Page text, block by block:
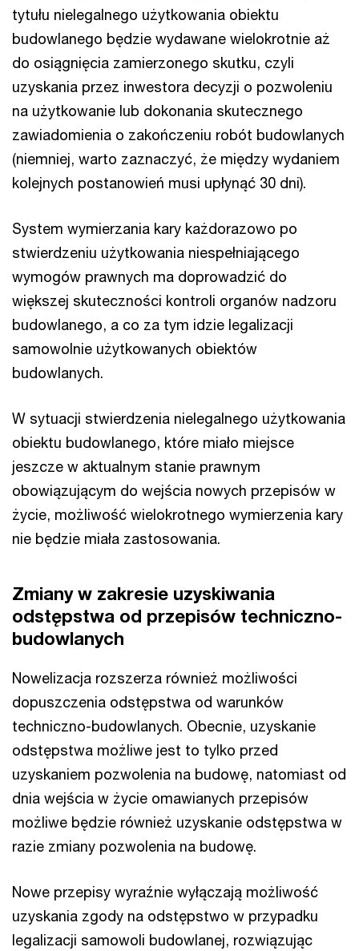
tytułu nielegalnego użytkowania obiektu
budowlanego będzie wydawane wielokrotnie aż
do osiągnięcia zamierzonego skutku, czyli
uzyskania przez inwestora decyzji o pozwoleniu
na użytkowanie lub dokonania skutecznego
zawiadomienia o zakończeniu robót budowlanych
(niemniej, warto zaznaczyć, że między wydaniem
kolejnych postanowień musi upłynąć 30 dni).
System wymierzania kary każdorazowo po
stwierdzeniu użytkowania niespełniającego
wymogów prawnych ma doprowadzić do
większej skuteczności kontroli organów nadzoru
budowlanego, a co za tym idzie legalizacji
samowolnie użytkowanych obiektów
budowlanych.
W sytuacji stwierdzenia nielegalnego użytkowania
obiektu budowlanego, które miało miejsce
jeszcze w aktualnym stanie prawnym
obowiązującym do wejścia nowych przepisów w
życie, możliwość wielokrotnego wymierzenia kary
nie będzie miała zastosowania.
Zmiany w zakresie uzyskiwania
odstępstwa od przepisów techniczno-
budowlanych
Nowelizacja rozszerza również możliwości
dopuszczenia odstępstwa od warunków
techniczno-budowlanych. Obecnie, uzyskanie
odstępstwa możliwe jest to tylko przed
uzyskaniem pozwolenia na budowę, natomiast od
dnia wejścia w życie omawianych przepisów
możliwe będzie również uzyskanie odstępstwa w
razie zmiany pozwolenia na budowę.
Nowe przepisy wyraźnie wyłączają możliwość
uzyskania zgody na odstępstwo w przypadku
legalizacji samowoli budowlanej, rozwiązując